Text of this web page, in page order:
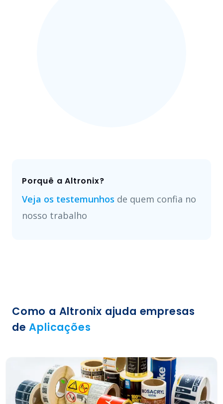
Como a Altronix ajuda empresas
deAplicações
Porquê a Altronix?
Veja os testemunhos de quem confia no
nosso trabalho